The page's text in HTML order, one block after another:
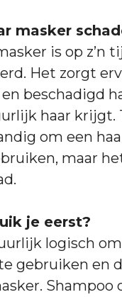
masker
is op z’n
Het zorgt
beschadigd
haar krijgt.
om een
maar
je eerst?
logisch
gebruiken en
Shampoo